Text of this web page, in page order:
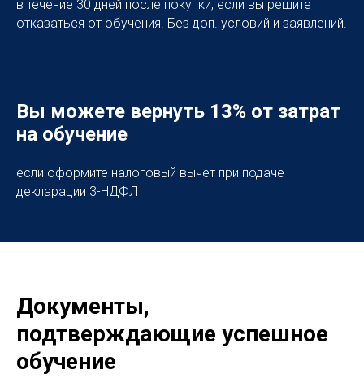
в течение 30 дней после покупки, если вы решите
отказаться от обучения. Без доп. условий и заявлений.
Вы можете вернуть 13% от затрат
на обучение
если оформите налоговый вычет при подаче
декларации 3-НДФЛ
Документы,
подтверждающие успешное
обучение